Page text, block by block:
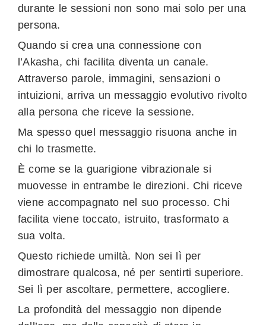
durante le sessioni non sono mai solo per una
persona.
Quando si crea una connessione con
l’Akasha, chi facilita diventa un canale.
Attraverso parole, immagini, sensazioni o
intuizioni, arriva un messaggio evolutivo rivolto
alla persona che riceve la sessione.
Ma spesso quel messaggio risuona anche in
chi lo trasmette.
È come se la guarigione vibrazionale si
muovesse in entrambe le direzioni. Chi riceve
viene accompagnato nel suo processo. Chi
facilita viene toccato, istruito, trasformato a
sua volta.
Questo richiede umiltà. Non sei lì per
dimostrare qualcosa, né per sentirti superiore.
Sei lì per ascoltare, permettere, accogliere.
La profondità del messaggio non dipende